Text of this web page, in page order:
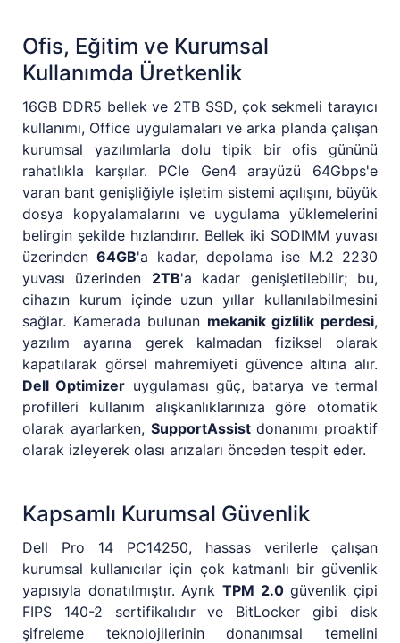
Ofis, Eğitim ve Kurumsal
Kullanımda Üretkenlik
16GB DDR5 bellek ve 2TB SSD, çok sekmeli tarayıcı
kullanımı, Office uygulamaları ve arka planda çalışan
kurumsal yazılımlarla dolu tipik bir ofis gününü
rahatlıkla karşılar. PCIe Gen4 arayüzü 64Gbps'e
varan bant genişliğiyle işletim sistemi açılışını, büyük
dosya kopyalamalarını ve uygulama yüklemelerini
belirgin şekilde hızlandırır. Bellek iki SODIMM yuvası
üzerinden64GB'a kadar, depolama ise M.2 2230
yuvası üzerinden 2TB'a kadar genişletilebilir; bu,
cihazın kurum içinde uzun yıllar kullanılabilmesini
sağlar. Kamerada bulunan mekanik gizlilik perdesi,
yazılım ayarına gerek kalmadan fiziksel olarak
kapatılarak görsel mahremiyeti güvence altına alır.
Dell Optimizer uygulaması güç, batarya ve termal
profilleri kullanım alışkanlıklarınıza göre otomatik
olarak ayarlarken, SupportAssistdonanımı proaktif
olarak izleyerek olası arızaları önceden tespit eder.
Kapsamlı Kurumsal Güvenlik
Dell Pro 14 PC14250, hassas verilerle çalışan
kurumsal kullanıcılar için çok katmanlı bir güvenlik
yapısıyla donatılmıştır. Ayrık TPM 2.0güvenlik çipi
FIPS 140-2 sertifikalıdır ve BitLocker gibi disk
şifreleme teknolojilerinin donanımsal temelini